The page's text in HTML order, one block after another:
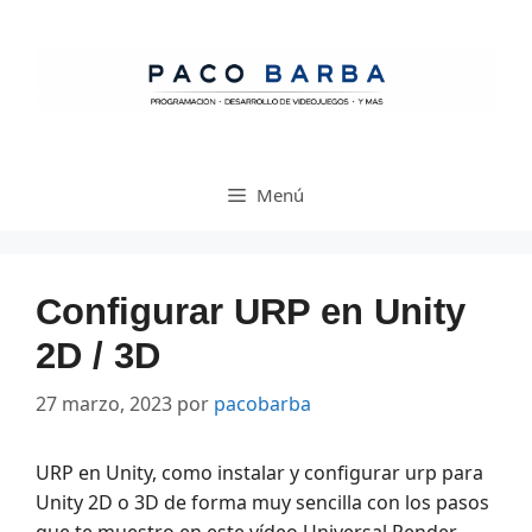
Menú
Configurar URP en Unity
2D / 3D
27 marzo, 2023 por pacobarba
URP en Unity, como instalar y configurar urp para
Unity 2D o 3D de forma muy sencilla con los pasos